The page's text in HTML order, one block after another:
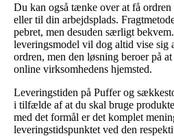
Du kan også tænke over at få
eller til din arbejdsplads.
pebret, men desuden særligt
leveringsmodel vil dog altid vise sig
ordren, men den løsning beroer på
online virksomhedens hjemsted.
Leveringstiden på Puffer og
i tilfælde af at du skal bruge
med det formål er det komplet
leveringstidspunktet ved den